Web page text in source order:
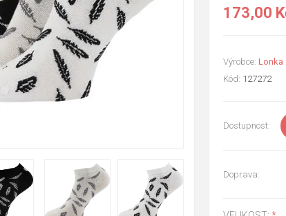
173,00
Výrobce: Lonka
Kód: 127272
Dostupnost:
Doprava: